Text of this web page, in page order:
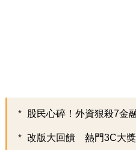
股民心碎！外資狠殺7金
改版大回饋 熱門3C大